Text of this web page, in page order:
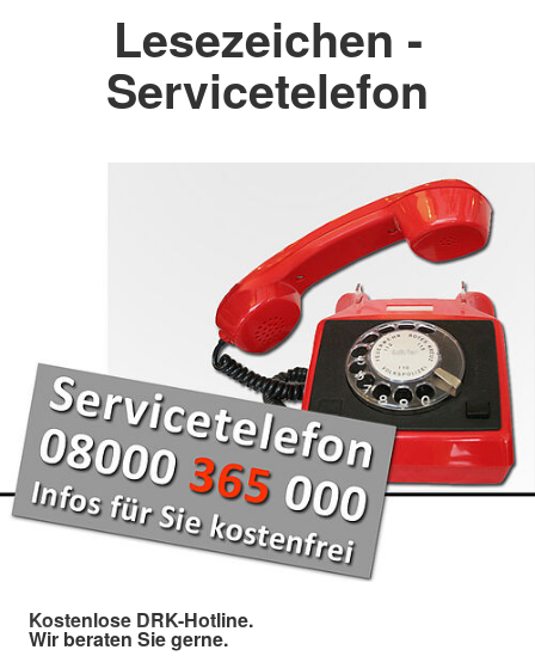
Lesezeichen -
Servicetelefon
Kostenlose DRK-Hotline.
Wir beraten Sie gerne.